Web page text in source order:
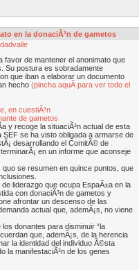
en la donaciÃ³n de gametos
favor de mantener el anonimato que
Su postura es sobradamente
que iban a elaborar un documento
hecho (pincha aquÃ­ para ver todo el
en cuestiÃ³n
de gametos
y recoge la situaciÃ³n actual de esta
SEF se ha visto obligada a armarse de
desarrollando el ComitÃ© de
en un informe que aconseje
se resumen en quince puntos, que
liderazgo que ocupa EspaÃ±a en la
con donaciÃ³n de gametos y
afrontar un descenso de las
actual que, ademÃ¡s, no viene
donantes para disminuir “la
que, ademÃ¡s, de la herencia
la identidad del individuo Ã©sta
la manifestaciÃ³n de los genes